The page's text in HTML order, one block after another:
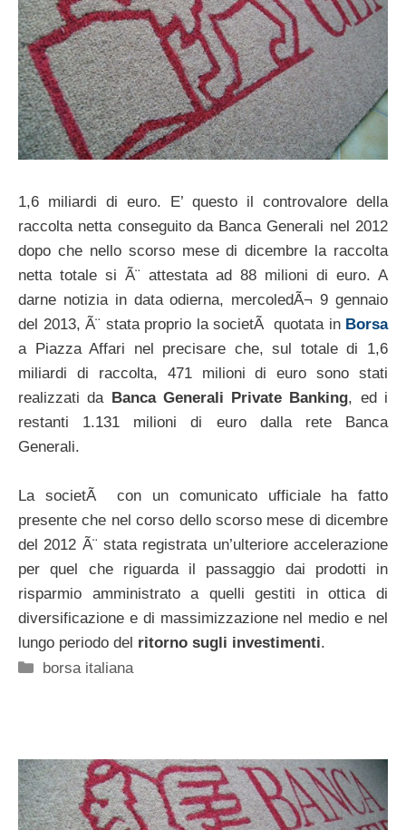
1,6 miliardi di euro. E’ questo il controvalore della
raccolta netta conseguito da Banca Generali nel 2012
dopo che nello scorso mese di dicembre la raccolta
netta totale si Ã¨ attestata ad 88 milioni di euro. A
darne notizia in data odierna, mercoledÃ¬ 9 gennaio
del 2013, Ã¨ stata proprio la societÃ quotata in Borsa
a Piazza Affari nel precisare che, sul totale di 1,6
miliardi di raccolta, 471 milioni di euro sono stati
realizzati da Banca Generali Private Banking, ed i
restanti 1.131 milioni di euro dalla rete Banca
Generali.
La societÃ con un comunicato ufficiale ha fatto
presente che nel corso dello scorso mese di dicembre
del 2012 Ã¨ stata registrata un’ulteriore accelerazione
per quel che riguarda il passaggio dai prodotti in
risparmio amministrato a quelli gestiti in ottica di
diversificazione e di massimizzazione nel medio e nel
lungo periodo del ritorno sugli investimenti.
Categorie
borsa italiana